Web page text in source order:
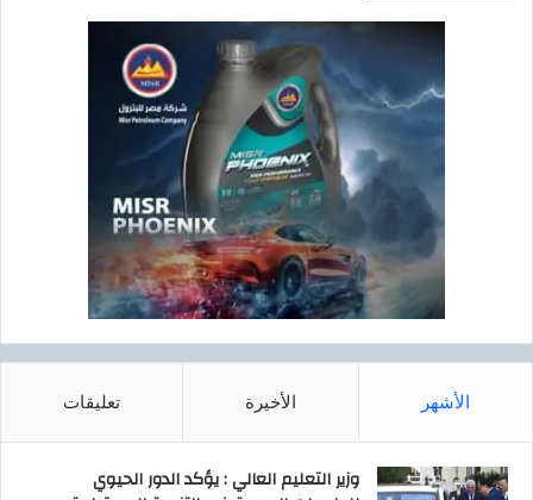
الأشهر الأخيرة تعليقات
وزير التعليم العالي : يؤكد الدور الحيوي